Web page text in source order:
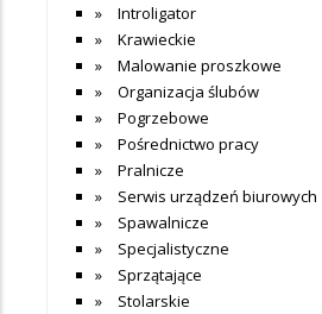
Introligator
Krawieckie
Malowanie proszkowe
Organizacja ślubów
Pogrzebowe
Pośrednictwo pracy
Pralnicze
Serwis urządzeń biurowych
Spawalnicze
Specjalistyczne
Sprzątające
Stolarskie